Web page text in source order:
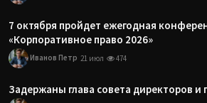
7 октября пройдет ежегодная
«Корпоративное право 2026»
Иванов Петр 21 июл 474
Задержаны глава совета директоров и